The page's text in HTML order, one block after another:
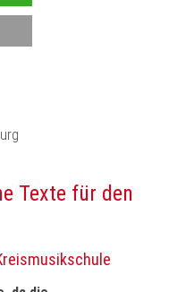
Texte für den